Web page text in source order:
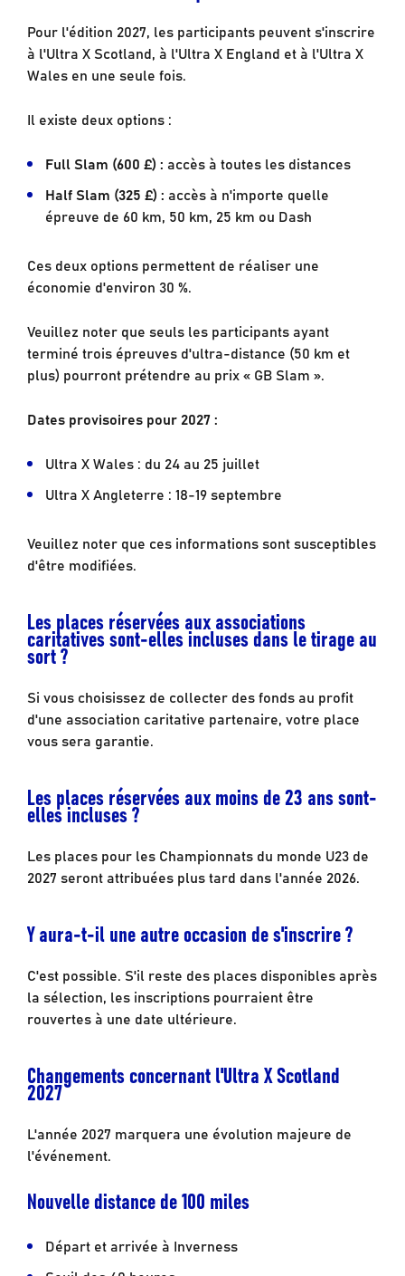
Pour l'édition 2027, les participants peuvent s'inscrire
à l'Ultra X Scotland, à l'Ultra X England et à l'Ultra X
Wales en une seule fois.
Il existe deux options :
Full Slam (600 £) : accès à toutes les distances
Half Slam (325 £) : accès à n'importe quelle
épreuve de 60 km, 50 km, 25 km ou Dash
Ces deux options permettent de réaliser une
économie d'environ 30 %.
Veuillez noter que seuls les participants ayant
terminé trois épreuves d'ultra-distance (50 km et
plus) pourront prétendre au prix « GB Slam ».
Dates provisoires pour 2027 :
Ultra X Wales : du 24 au 25 juillet
Ultra X Angleterre : 18-19 septembre
Veuillez noter que ces informations sont susceptibles
d'être modifiées.
Les places réservées aux associations
caritatives sont-elles incluses dans le tirage au
sort ?
Si vous choisissez de collecter des fonds au profit
d'une association caritative partenaire, votre place
vous sera garantie.
Les places réservées aux moins de 23 ans sont-
elles incluses ?
Les places pour les Championnats du monde U23 de
2027 seront attribuées plus tard dans l'année 2026.
Y aura-t-il une autre occasion de s'inscrire ?
C'est possible. S'il reste des places disponibles après
la sélection, les inscriptions pourraient être
rouvertes à une date ultérieure.
Changements concernant l'Ultra X Scotland
2027
L'année 2027 marquera une évolution majeure de
l'événement.
Nouvelle distance de 100 miles
Départ et arrivée à Inverness